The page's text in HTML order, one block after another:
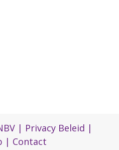
| Privacy Beleid |
| Contact